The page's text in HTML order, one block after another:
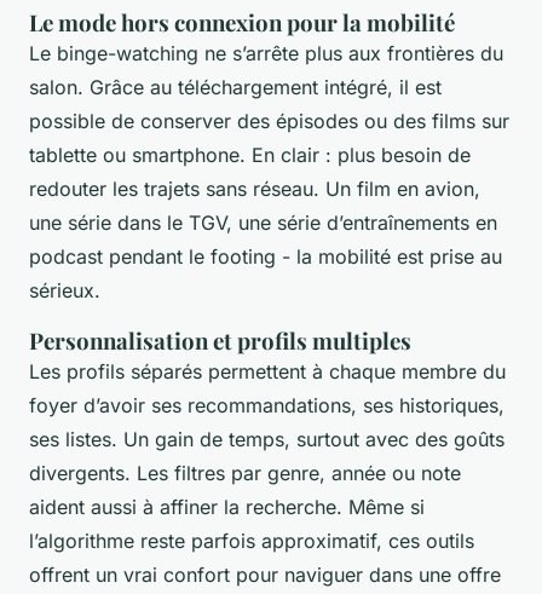
Le mode hors connexion pour la mobilité
Le binge-watching ne s’arrête plus aux frontières du
salon. Grâce au téléchargement intégré, il est
possible de conserver des épisodes ou des films sur
tablette ou smartphone. En clair : plus besoin de
redouter les trajets sans réseau. Un film en avion,
une série dans le TGV, une série d’entraînements en
podcast pendant le footing - la mobilité est prise au
sérieux.
Personnalisation et profils multiples
Les profils séparés permettent à chaque membre du
foyer d’avoir ses recommandations, ses historiques,
ses listes. Un gain de temps, surtout avec des goûts
divergents. Les filtres par genre, année ou note
aident aussi à affiner la recherche. Même si
l’algorithme reste parfois approximatif, ces outils
offrent un vrai confort pour naviguer dans une offre